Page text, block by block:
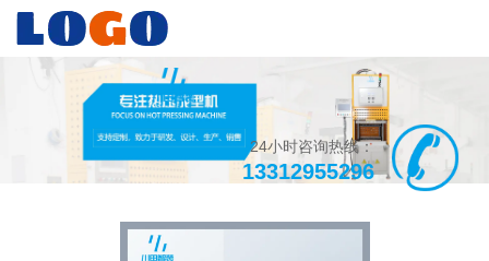
24小时咨询热线：
13312955296